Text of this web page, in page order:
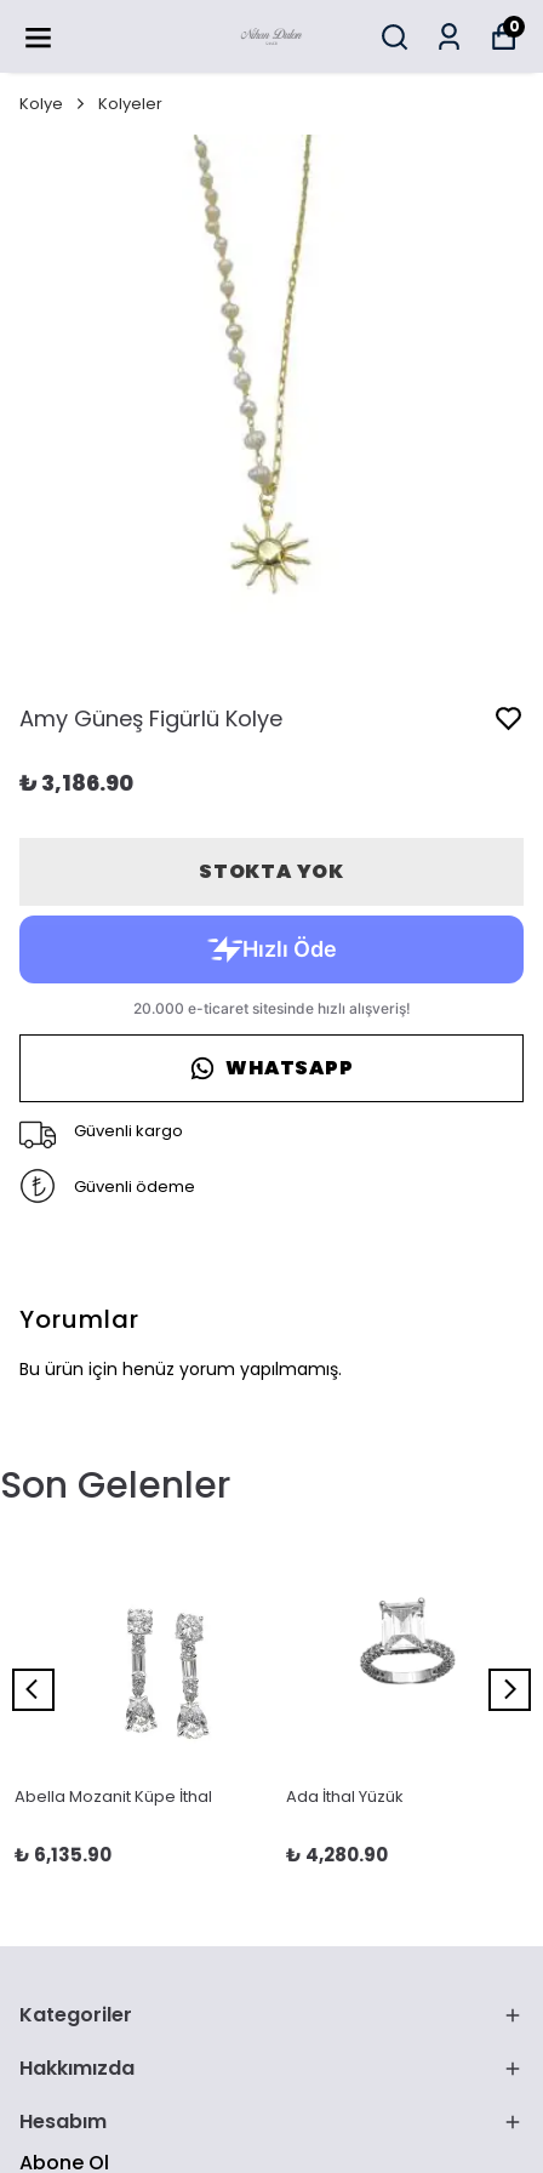
0
Kolye Kolyeler
Amy Güneş Figürlü Kolye
₺ 3,186.90
STOKTA YOK
WHATSAPP
Güvenli kargo
Güvenli ödeme
Yorumlar
Bu ürün için henüz yorum yapılmamış.
Son Gelenler
Abella Mozanit Küpe İthal
₺ 6,135.90
Ada İthal Yüzük
₺ 4,280.90
Kategoriler
Hakkımızda
Hesabım
Abone Ol